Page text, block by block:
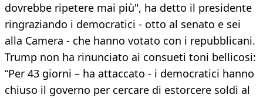
dovrebbe ripetere mai più", ha detto il presidente
ringraziando i democratici - otto al senato e sei
alla Camera - che hanno votato con i repubblicani.
Trump non ha rinunciato ai consueti toni bellicosi:
“Per 43 giorni – ha attaccato - i democratici hanno
chiuso il governo per cercare di estorcere soldi al